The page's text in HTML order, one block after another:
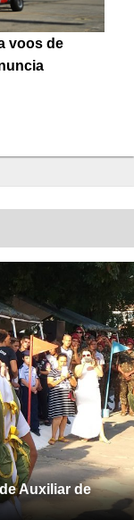
voos de
Auxiliar de